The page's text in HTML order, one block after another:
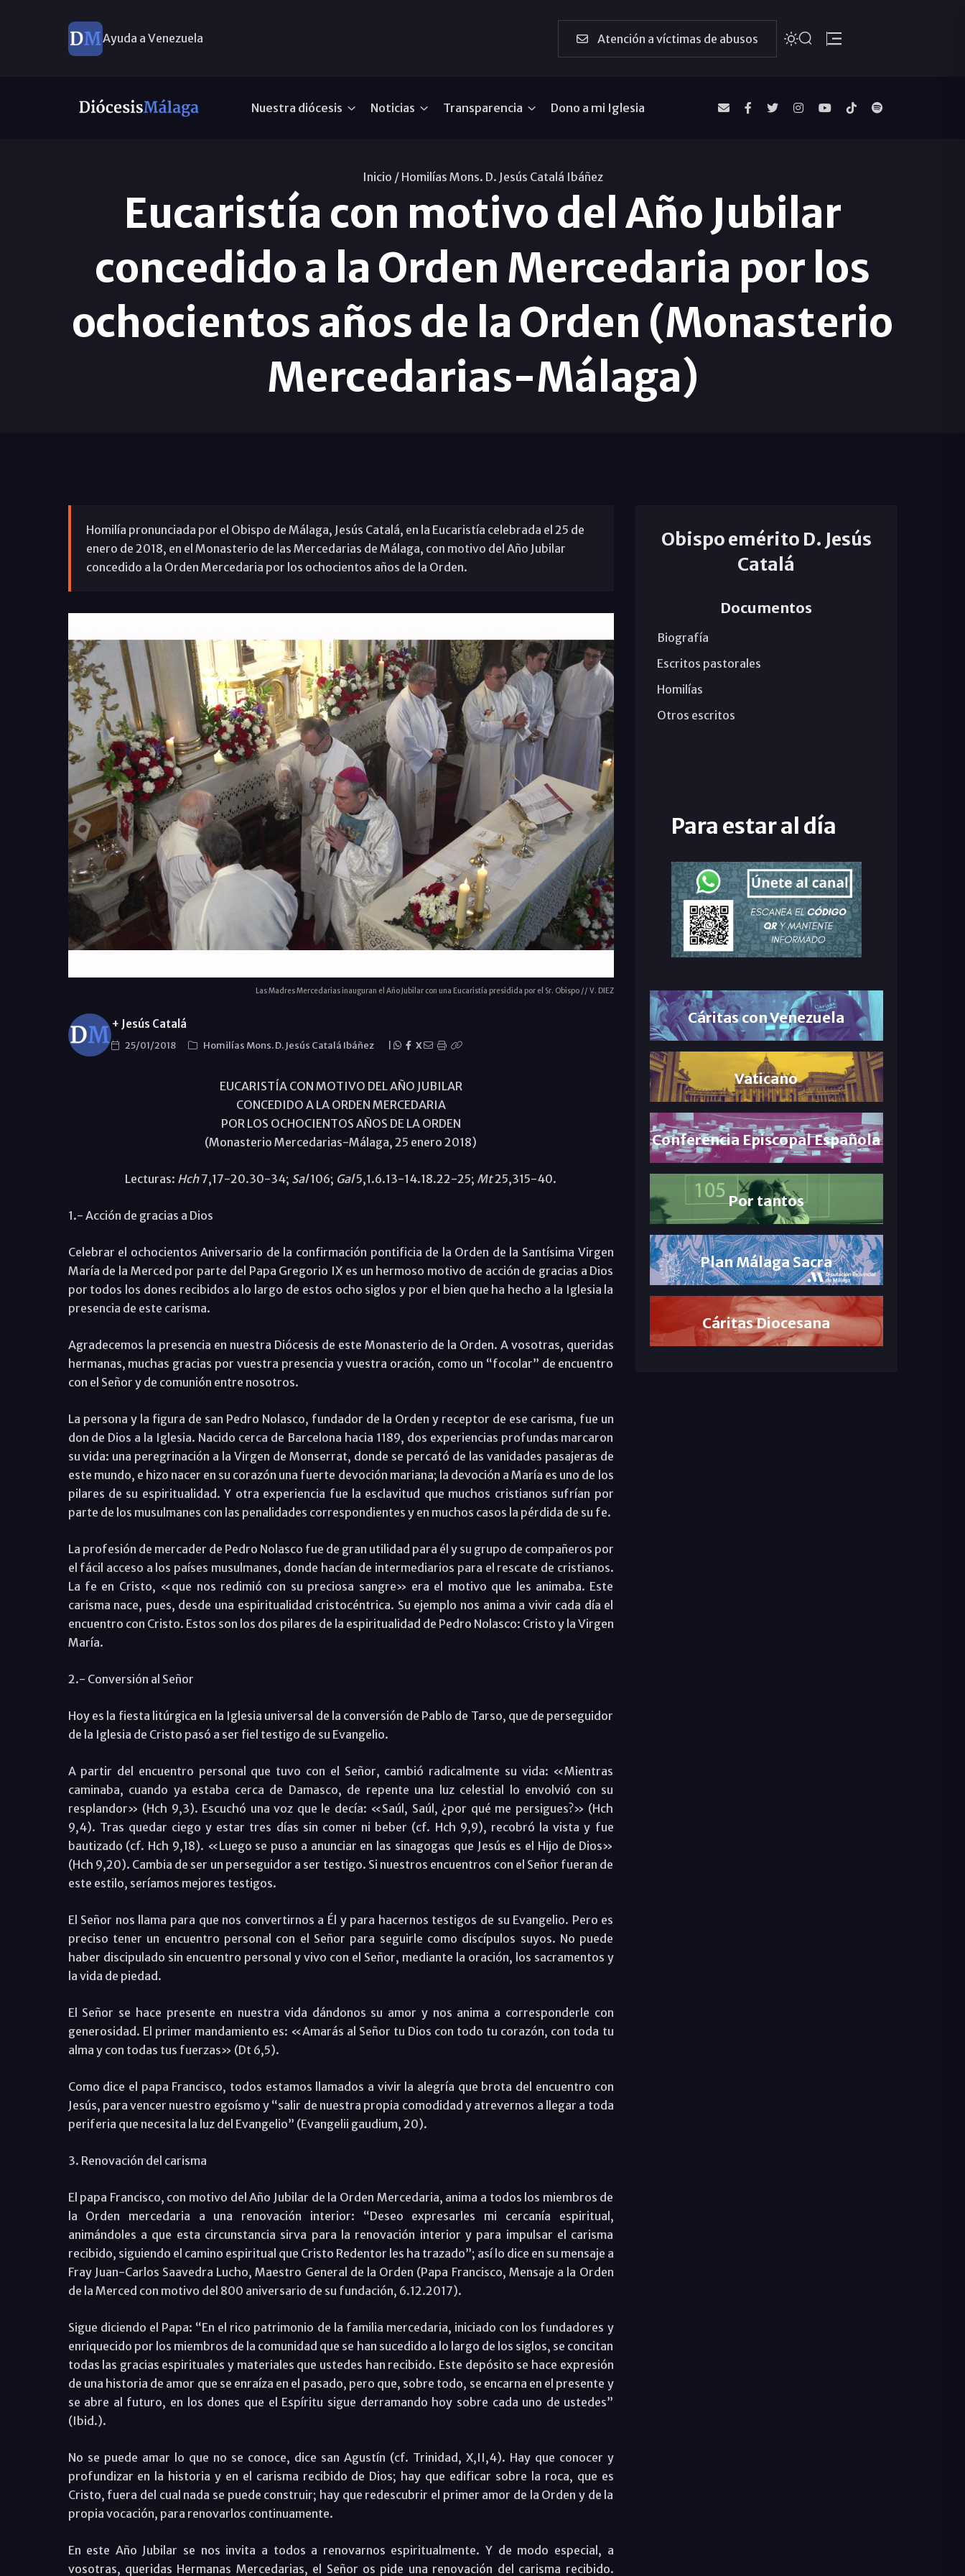
Ayuda a Venezuela Atención a víctimas de abusos
Nuestra diócesis Noticias Transparencia Dono a mi Iglesia
Inicio / Homilías Mons. D. Jesús Catalá Ibáñez
Eucaristía con motivo del Año Jubilar
concedido a la Orden Mercedaria por los
ochocientos años de la Orden (Monasterio
Mercedarias-Málaga)
Homilía pronunciada por el Obispo de Málaga, Jesús Catalá, en la Eucaristía celebrada el 25 de
enero de 2018, en el Monasterio de las Mercedarias de Málaga, con motivo del Año Jubilar
concedido a la Orden Mercedaria por los ochocientos años de la Orden.
Las Madres Mercedarias inauguran el Año Jubilar con una Eucaristía presidida por el Sr. Obispo // V. DIEZ
+ Jesús Catalá
25/01/2018 Homilías Mons. D. Jesús Catalá Ibáñez X
EUCARISTÍA CON MOTIVO DEL AÑO JUBILAR
CONCEDIDO A LA ORDEN MERCEDARIA
POR LOS OCHOCIENTOS AÑOS DE LA ORDEN
(Monasterio Mercedarias-Málaga, 25 enero 2018)
Lecturas: Hch7,17-20.30-34; Sal106; Gal5,1.6.13-14.18.22-25; Mt25,315-40.
1.- Acción de gracias a Dios
Celebrar el ochocientos Aniversario de la confirmación pontificia de la Orden de la Santísima Virgen
María de la Merced por parte del Papa Gregorio IX es un hermoso motivo de acción de gracias a Dios
por todos los dones recibidos a lo largo de estos ocho siglos y por el bien que ha hecho a la Iglesia la
presencia de este carisma.
Agradecemos la presencia en nuestra Diócesis de este Monasterio de la Orden. A vosotras, queridas
hermanas, muchas gracias por vuestra presencia y vuestra oración, como un “focolar” de encuentro
con el Señor y de comunión entre nosotros.
La persona y la figura de san Pedro Nolasco, fundador de la Orden y receptor de ese carisma, fue un
don de Dios a la Iglesia. Nacido cerca de Barcelona hacia 1189, dos experiencias profundas marcaron
su vida: una peregrinación a la Virgen de Monserrat, donde se percató de las vanidades pasajeras de
este mundo, e hizo nacer en su corazón una fuerte devoción mariana; la devoción a María es uno de los
pilares de su espiritualidad. Y otra experiencia fue la esclavitud que muchos cristianos sufrían por
parte de los musulmanes con las penalidades correspondientes y en muchos casos la pérdida de su fe.
La profesión de mercader de Pedro Nolasco fue de gran utilidad para él y su grupo de compañeros por
el fácil acceso a los países musulmanes, donde hacían de intermediarios para el rescate de cristianos.
La fe en Cristo, «que nos redimió con su preciosa sangre» era el motivo que les animaba. Este
carisma nace, pues, desde una espiritualidad cristocéntrica. Su ejemplo nos anima a vivir cada día el
encuentro con Cristo. Estos son los dos pilares de la espiritualidad de Pedro Nolasco: Cristo y la Virgen
María.
2.- Conversión al Señor
Hoy es la fiesta litúrgica en la Iglesia universal de la conversión de Pablo de Tarso, que de perseguidor
de la Iglesia de Cristo pasó a ser fiel testigo de su Evangelio.
A partir del encuentro personal que tuvo con el Señor, cambió radicalmente su vida: «Mientras
caminaba, cuando ya estaba cerca de Damasco, de repente una luz celestial lo envolvió con su
resplandor» (Hch 9,3). Escuchó una voz que le decía: «Saúl, Saúl, ¿por qué me persigues?» (Hch
9,4). Tras quedar ciego y estar tres días sin comer ni beber (cf. Hch 9,9), recobró la vista y fue
bautizado (cf. Hch 9,18). «Luego se puso a anunciar en las sinagogas que Jesús es el Hijo de Dios»
(Hch 9,20). Cambia de ser un perseguidor a ser testigo. Si nuestros encuentros con el Señor fueran de
este estilo, seríamos mejores testigos.
El Señor nos llama para que nos convertirnos a Él y para hacernos testigos de su Evangelio. Pero es
preciso tener un encuentro personal con el Señor para seguirle como discípulos suyos. No puede
haber discipulado sin encuentro personal y vivo con el Señor, mediante la oración, los sacramentos y
la vida de piedad.
El Señor se hace presente en nuestra vida dándonos su amor y nos anima a corresponderle con
generosidad. El primer mandamiento es: «Amarás al Señor tu Dios con todo tu corazón, con toda tu
alma y con todas tus fuerzas» (Dt 6,5).
Como dice el papa Francisco, todos estamos llamados a vivir la alegría que brota del encuentro con
Jesús, para vencer nuestro egoísmo y “salir de nuestra propia comodidad y atrevernos a llegar a toda
periferia que necesita la luz del Evangelio” (Evangelii gaudium, 20).
3. Renovación del carisma
El papa Francisco, con motivo del Año Jubilar de la Orden Mercedaria, anima a todos los miembros de
la Orden mercedaria a una renovación interior: “Deseo expresarles mi cercanía espiritual,
animándoles a que esta circunstancia sirva para la renovación interior y para impulsar el carisma
recibido, siguiendo el camino espiritual que Cristo Redentor les ha trazado”; así lo dice en su mensaje a
Fray Juan-Carlos Saavedra Lucho, Maestro General de la Orden (Papa Francisco, Mensaje a la Orden
de la Merced con motivo del 800 aniversario de su fundación, 6.12.2017).
Sigue diciendo el Papa: “En el rico patrimonio de la familia mercedaria, iniciado con los fundadores y
enriquecido por los miembros de la comunidad que se han sucedido a lo largo de los siglos, se concitan
todas las gracias espirituales y materiales que ustedes han recibido. Este depósito se hace expresión
de una historia de amor que se enraíza en el pasado, pero que, sobre todo, se encarna en el presente y
se abre al futuro, en los dones que el Espíritu sigue derramando hoy sobre cada uno de ustedes”
(Ibid.).
No se puede amar lo que no se conoce, dice san Agustín (cf. Trinidad, X,II,4). Hay que conocer y
profundizar en la historia y en el carisma recibido de Dios; hay que edificar sobre la roca, que es
Cristo, fuera del cual nada se puede construir; hay que redescubrir el primer amor de la Orden y de la
propia vocación, para renovarlos continuamente.
En este Año Jubilar se nos invita a todos a renovarnos espiritualmente. Y de modo especial, a
vosotras, queridas Hermanas Mercedarias, el Señor os pide una renovación del carisma recibido.
Obispo emérito D. Jesús
Catalá
Documentos
Biografía
Escritos pastorales
Homilías
Otros escritos
Para estar al día
Cáritas con Venezuela
Vaticano
Conferencia Episcopal Española
Por tantos
Plan Málaga Sacra
Cáritas Diocesana